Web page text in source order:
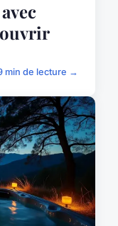
min de lecture →